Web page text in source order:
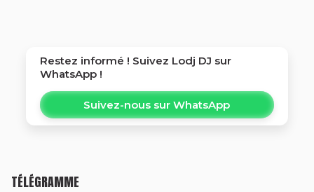
Restez informé ! Suivez Lodj DJ sur
WhatsApp !
Suivez-nous sur WhatsApp
TÉLÉGRAMME